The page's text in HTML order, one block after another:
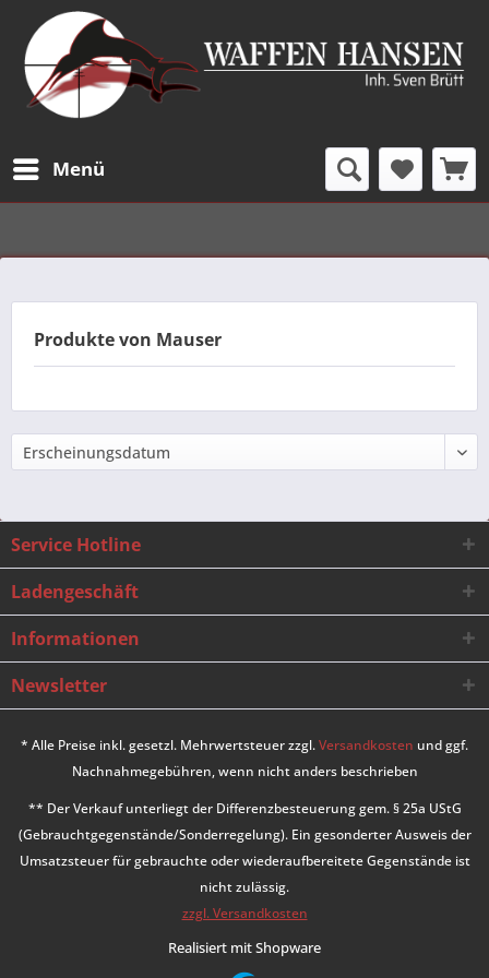
Menü
Produkte von Mauser
Service Hotline
Ladengeschäft
Informationen
Newsletter
* Alle Preise inkl. gesetzl. Mehrwertsteuer zzgl.Versandkosten und ggf.
Nachnahmegebühren, wenn nicht anders beschrieben
** Der Verkauf unterliegt der Differenzbesteuerung gem. § 25a UStG
(Gebrauchtgegenstände/Sonderregelung). Ein gesonderter Ausweis der
Umsatzsteuer für gebrauchte oder wiederaufbereitete Gegenstände ist
nicht zulässig.
zzgl. Versandkosten
Realisiert mit Shopware